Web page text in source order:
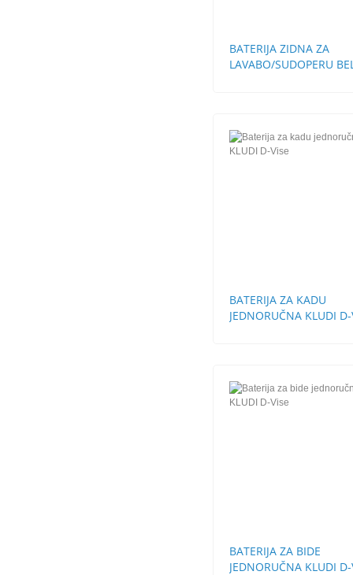
BATERIJA ZIDNA ZA
LAVABO/SUDOPERU
BATERIJA ZA KADU
JEDNORUČNA KLUDI D-
BATERIJA ZA BIDE
JEDNORUČNA KLUDI D-